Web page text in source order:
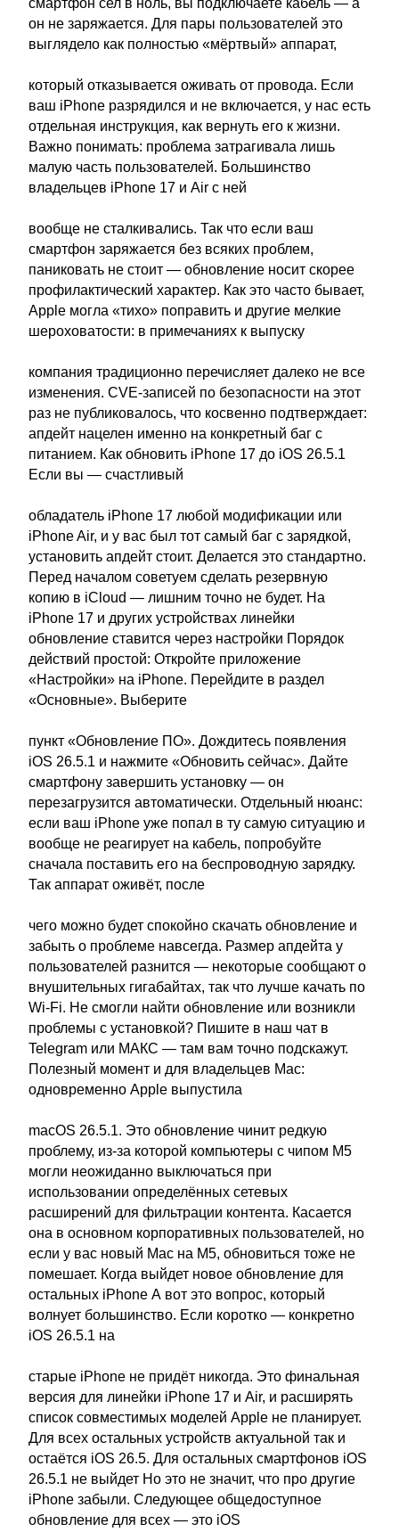
смартфон сел в ноль, вы подключаете кабель — а
он не заряжается. Для пары пользователей это
выглядело как полностью «мёртвый» аппарат,
который отказывается оживать от провода. Если
ваш iPhone разрядился и не включается, у нас есть
отдельная инструкция, как вернуть его к жизни.
Важно понимать: проблема затрагивала лишь
малую часть пользователей. Большинство
владельцев iPhone 17 и Air с ней
вообще не сталкивались. Так что если ваш
смартфон заряжается без всяких проблем,
паниковать не стоит — обновление носит скорее
профилактический характер. Как это часто бывает,
Apple могла «тихо» поправить и другие мелкие
шероховатости: в примечаниях к выпуску
компания традиционно перечисляет далеко не все
изменения. CVE-записей по безопасности на этот
раз не публиковалось, что косвенно подтверждает:
апдейт нацелен именно на конкретный баг с
питанием. Как обновить iPhone 17 до iOS 26.5.1
Если вы — счастливый
обладатель iPhone 17 любой модификации или
iPhone Air, и у вас был тот самый баг с зарядкой,
установить апдейт стоит. Делается это стандартно.
Перед началом советуем сделать резервную
копию в iCloud — лишним точно не будет. На
iPhone 17 и других устройствах линейки
обновление ставится через настройки Порядок
действий простой: Откройте приложение
«Настройки» на iPhone. Перейдите в раздел
«Основные». Выберите
пункт «Обновление ПО». Дождитесь появления
iOS 26.5.1 и нажмите «Обновить сейчас». Дайте
смартфону завершить установку — он
перезагрузится автоматически. Отдельный нюанс:
если ваш iPhone уже попал в ту самую ситуацию и
вообще не реагирует на кабель, попробуйте
сначала поставить его на беспроводную зарядку.
Так аппарат оживёт, после
чего можно будет спокойно скачать обновление и
забыть о проблеме навсегда. Размер апдейта у
пользователей разнится — некоторые сообщают о
внушительных гигабайтах, так что лучше качать по
Wi-Fi. Не смогли найти обновление или возникли
проблемы с установкой? Пишите в наш чат в
Telegram или МАКС — там вам точно подскажут.
Полезный момент и для владельцев Mac:
одновременно Apple выпустила
macOS 26.5.1. Это обновление чинит редкую
проблему, из-за которой компьютеры с чипом M5
могли неожиданно выключаться при
использовании определённых сетевых
расширений для фильтрации контента. Касается
она в основном корпоративных пользователей, но
если у вас новый Mac на M5, обновиться тоже не
помешает. Когда выйдет новое обновление для
остальных iPhone А вот это вопрос, который
волнует большинство. Если коротко — конкретно
iOS 26.5.1 на
старые iPhone не придёт никогда. Это финальная
версия для линейки iPhone 17 и Air, и расширять
список совместимых моделей Apple не планирует.
Для всех остальных устройств актуальной так и
остаётся iOS 26.5. Для остальных смартфонов iOS
26.5.1 не выйдет Но это не значит, что про другие
iPhone забыли. Следующее общедоступное
обновление для всех — это iOS